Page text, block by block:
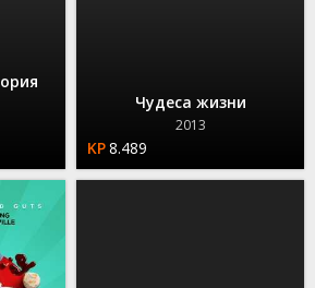
Чудеса жизни
2013
8.489